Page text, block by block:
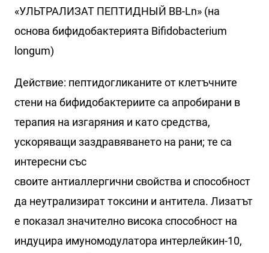
«УЛЬТРАЛИЗАТ ПЕПТИДНЫЙ BB-Ln» (на
основа бифидобактерията Bifidobacterium
longum)
Действие: пептидогликаните от клетъчните
стени на бифидобактериите са апробирани в
терапия на изгаряния и като средства,
ускоряващи заздравяването на рани; те са
интересни със
своите антиаллергични свойства и способност
да неутрализират токсини и антитела. Лизатът
е показал значително висока способност на
индуцира имуномодулатора интерлейкин-10,